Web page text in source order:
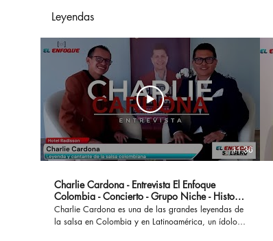
Leyendas
11:36
Charlie Cardona - Entrevista El Enfoque
Colombia - Concierto - Grupo Niche - Historia
- Canciones
Charlie Cardona es una de las grandes leyendas de
la salsa en Colombia y en Latinoamérica, un ídolo